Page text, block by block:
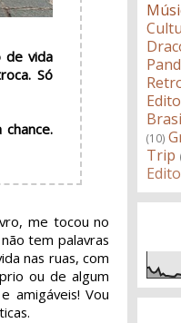
de vida
Só
me tocou no
tem palavras
nas ruas, com
ou de algum
amigáveis! Vou
(10)
Trip